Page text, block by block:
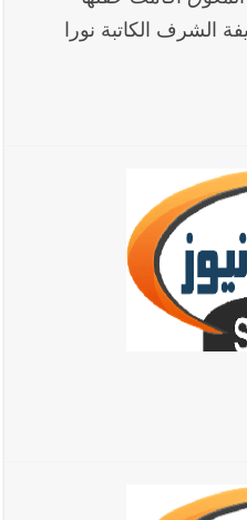
الشرف الكاتبة نورا